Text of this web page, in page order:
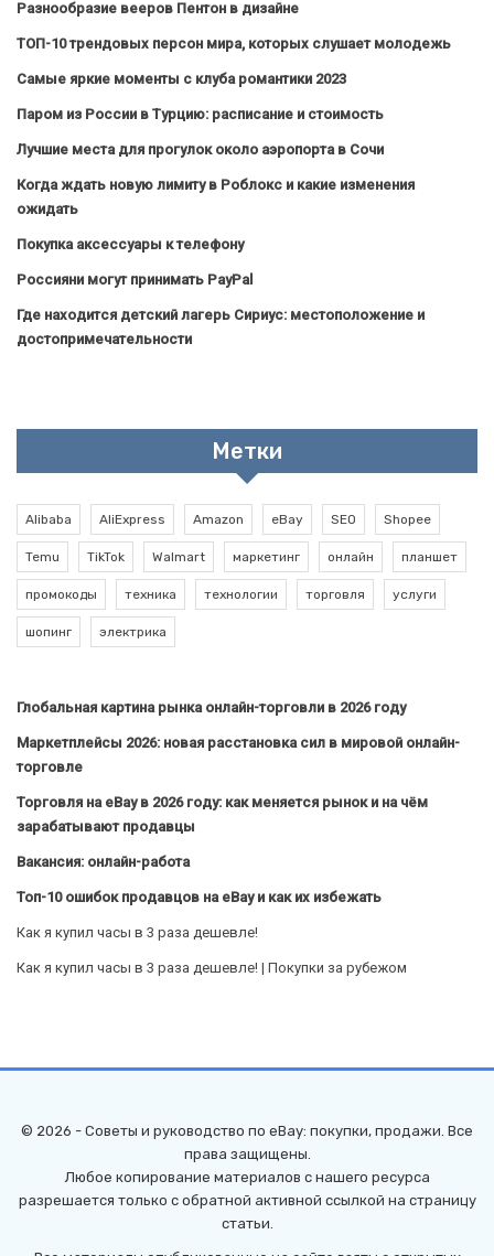
Разнообразие вееров Пентон в дизайне
ТОП-10 трендовых персон мира, которых слушает молодежь
Самые яркие моменты с клуба романтики 2023
Паром из России в Турцию: расписание и стоимость
Лучшие места для прогулок около аэропорта в Сочи
Когда ждать новую лимиту в Роблокс и какие изменения
ожидать
Покупка аксессуары к телефону
Россияни могут принимать PayPal
Где находится детский лагерь Сириус: местоположение и
достопримечательности
Метки
Alibaba AliExpress Amazon eBay SEO Shopee
Temu TikTok Walmart маркетинг онлайн планшет
промокоды техника технологии торговля услуги
шопинг электрика
Глобальная картина рынка онлайн-торговли в 2026 году
Маркетплейсы 2026: новая расстановка сил в мировой онлайн-
торговле
Торговля на eBay в 2026 году: как меняется рынок и на чём
зарабатывают продавцы
Вакансия: онлайн-работа
Топ-10 ошибок продавцов на eBay и как их избежать
Как я купил часы в 3 раза дешевле!
Как я купил часы в 3 раза дешевле! | Покупки за рубежом
© 2026 - Советы и руководство по eBay: покупки, продажи. Все
права защищены.
Любое копирование материалов с нашего ресурса
разрешается только с обратной активной ссылкой на страницу
статьи.